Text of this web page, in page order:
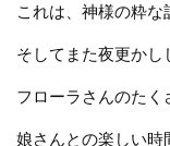
これは、神様の粋な
そしてまた夜更かし
フローラさんのたく
娘さんとの楽しい時